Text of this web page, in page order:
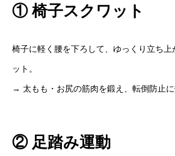
① 椅子スクワット
椅子に軽く腰を下ろして、ゆっくり立ち
ット。
→ 太もも・お尻の筋肉を鍛え、転倒防止に
② 足踏み運動